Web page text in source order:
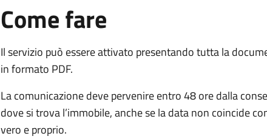
Come fare
Il servizio può essere attivato presentando tutta la
in formato PDF.
La comunicazione deve pervenireentro 48 oredalla
dove si trova l’immobile, anche se la data non coincide
vero e proprio.